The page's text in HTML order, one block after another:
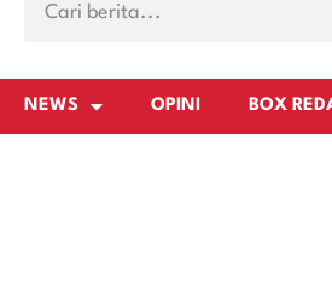
NEWS OPINI BOX